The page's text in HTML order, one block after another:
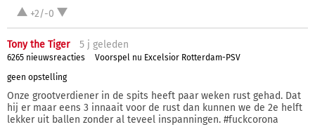
+2/-0
Tony the Tiger 5 j geleden
6265 nieuwsreacties
Voorspel nu Excelsior Rotterdam-PSV
geen opstelling
Onze grootverdiener in de spits heeft paar weken rust gehad. Dat
hij er maar eens 3 innaait voor de rust dan kunnen we de 2e helft
lekker uit ballen zonder al teveel inspanningen. #fuckcorona